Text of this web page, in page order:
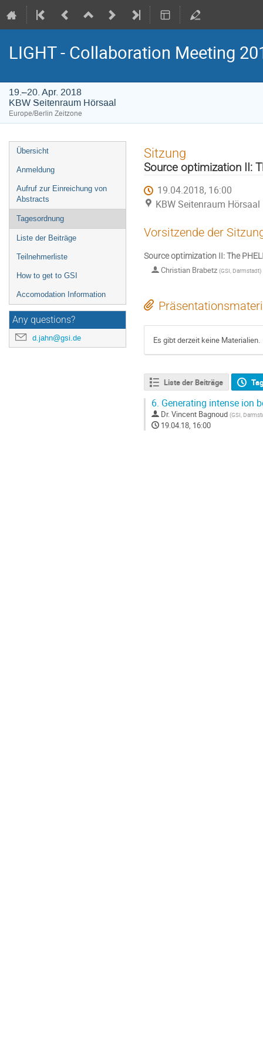
LIGHT - Collaboration Meeting
19.–20. Apr. 2018
KBW Seitenraum Hörsaal
Europe/Berlin Zeitzone
Veranstaltungsmenü
Übersicht
Anmeldung
Aufruf zur Einreichung von
Abstracts
Tagesordnung
Liste der Beiträge
Teilnehmerliste
How to get to GSI
Accomodation Information
Any questions?
d.jahn@gsi.de
Sitzung
Source optimization II:
19.04.2018, 16:00
KBW Seitenraum Hörsaal
Vorsitzende der
Source optimization II: The
Christian Brabetz (GSI, Darmstadt)
Es gibt derzeit keine Materialien.
Liste der Beiträge
6. Generating intense ion
Dr.Vincent Bagnoud (GSI,
19.04.18, 16:00